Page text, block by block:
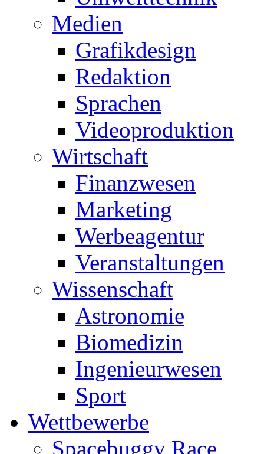
Medien
Grafikdesign
Redaktion
Sprachen
Videoproduktion
Wirtschaft
Finanzwesen
Marketing
Werbeagentur
Veranstaltungen
Wissenschaft
Astronomie
Biomedizin
Ingenieurwesen
Sport
Wettbewerbe
Spacebuggy Race